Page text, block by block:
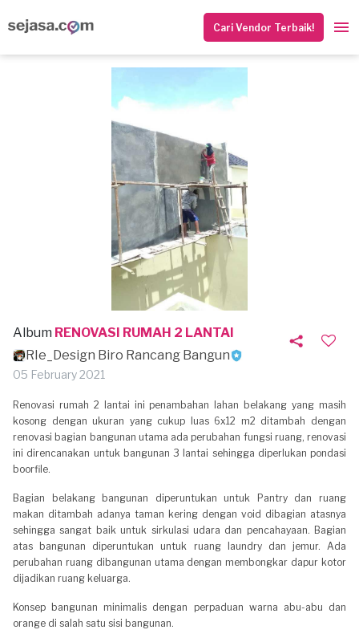
Cari Vendor Terbaik!
Album RENOVASI RUMAH 2 LANTAI
RIe_Design Biro Rancang Bangun
05 February 2021
Renovasi rumah 2 lantai ini penambahan lahan belakang yang masih
kosong dengan ukuran yang cukup luas 6x12 m2 ditambah dengan
renovasi bagian bangunan utama ada perubahan fungsi ruang, renovasi
ini direncanakan untuk bangunan 3 lantai sehingga diperlukan pondasi
boorfile.
Bagian belakang bangunan diperuntukan untuk Pantry dan ruang
makan ditambah adanya taman kering dengan void dibagian atasnya
sehingga sangat baik untuk sirkulasi udara dan pencahayaan. Bagian
atas bangunan diperuntukan untuk ruang laundry dan jemur. Ada
perubahan ruang dibangunan utama dengan membongkar dapur kotor
dijadikan ruang keluarga.
Konsep bangunan minimalis dengan perpaduan warna abu-abu dan
orange di salah satu sisi bangunan.